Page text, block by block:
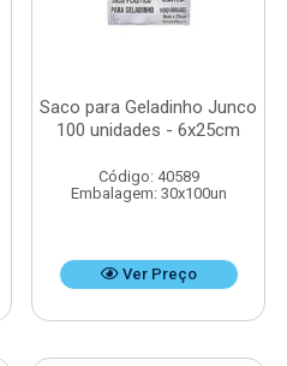
Saco para Geladinho Junco
100 unidades - 6x25cm
Código: 40589
Embalagem: 30x100un
Ver Preço